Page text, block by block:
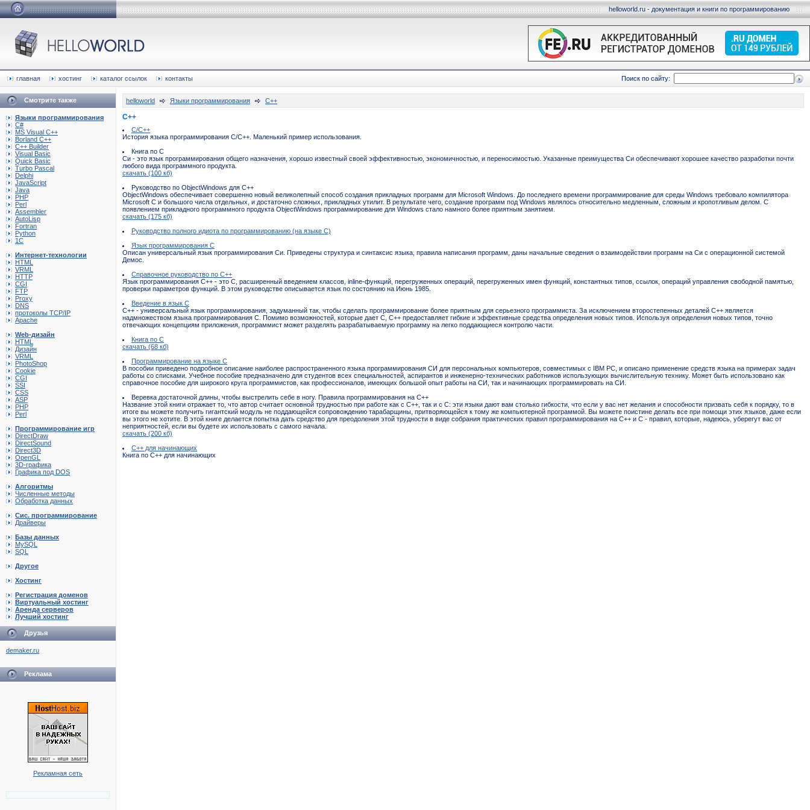
helloworld.ru - документация и книги по программированию
главная хостинг каталог ссылок контакты Поиск по сайту:
Смотрите также
Языки программирования
C#
MS Visual C++
Borland C++
C++ Builder
Visual Basic
Quick Basic
Turbo Pascal
Delphi
JavaScript
Java
PHP
Perl
Assembler
AutoLisp
Fortran
Python
1C
Интернет-технологии
HTML
VRML
HTTP
CGI
FTP
Proxy
DNS
протоколы TCP/IP
Apache
Web-дизайн
HTML
Дизайн
VRML
PhotoShop
Cookie
CGI
SSI
CSS
ASP
PHP
Perl
Программирование игр
DirectDraw
DirectSound
Direct3D
OpenGL
3D-графика
Графика под DOS
Алгоритмы
Численные методы
Обработка данных
Сис. программирование
Драйверы
Базы данных
MySQL
SQL
Другое
Хостинг
Регистрация доменов
Виртуальный хостинг
Аренда серверов
Лучший хостинг
Друзья
demaker.ru
Реклама
Рекламная сеть
helloworld Языки программирования C++
C++
С/С++
История языка программирования С/С++. Маленький пример использования.
Книга по С
Си - это язык программирования общего назначения, хорошо известный своей эффективностью, экономичностью, и переносимостью. Указанные преимущества Си обеспечивают хорошее качество разработки почти
любого вида программного продукта.
скачать (100 кб)
Руководство по ObjectWindows для C++
ObjectWindows обеспечивает совершенно новый великолепный способ создания прикладных программ для Microsoft Windows. До последнего времени программирование для среды Windows требовало компилятора
Microsoft C и большого числа отдельных, и достаточно сложных, прикладных утилит. В результате чего, создание программ под Windows являлось относительно медленным, сложным и кропотливым делом. С
появлением прикладного программного продукта ObjectWindows программирование для Windows стало намного более приятным занятием.
скачать (175 кб)
Руководство полного идиота по программированию (на языке С)
Язык программирования С
Описан универсальный язык программирования Си. Приведены структура и синтаксис языка, правила написания программ, даны начальные сведения о взаимодействии программ на Си с операционной системой
Демос.
Справочное руководство по С++
Язык программирования C++ - это C, расширенный введением классов, inline-функций, перегруженных операций, перегруженных имен функций, константных типов, ссылок, операций управления свободной памятью,
проверки параметров функций. В этом руководстве описывается язык по состоянию на Июнь 1985.
Введение в язык С
C++ - универсальный язык программирования, задуманный так, чтобы сделать программирование более приятным для серьезного программиста. За исключением второстепенных деталей C++ является
надмножеством языка программирования C. Помимо возможностей, которые дает C, C++ предоставляет гибкие и эффективные средства определения новых типов. Используя определения новых типов, точно
отвечающих концепциям приложения, программист может разделять разрабатываемую программу на легко поддающиеся контролю части.
Книга по С
скачать (68 кб)
Программирование на языке С
В пособии приведено подробное описание наиболее распространенного языка программирования СИ для персональных компьютеров, совместимых с IBM PC, и описано применение средств языка на примерах задач
работы со списками. Учебное пособие предназначено для студентов всех специальностей, аспирантов и инженерно-технических работников использующих вычислительную технику. Может быть использовано как
справочное пособие для широкого круга программистов, как профессионалов, имеющих большой опыт работы на СИ, так и начинающих программировать на СИ.
Веревка достаточной длины, чтобы выстрелить себе в ногу. Правила программирования на С++
Название этой книги отражает то, что автор считает основной трудностью при работе как с С++, так и с С: эти языки дают вам столько гибкости, что если у вас нет желания и способности призвать себя к порядку, то в
итоге вы можете получить гигантский модуль не поддающейся сопровождению тарабарщины, притворяющейся к тому же компьютерной программой. Вы можете поистине делать все при помощи этих языков, даже если
вы этого не хотите. В этой книге делается попытка дать средство для преодоления этой трудности в виде собрания практических правил программирования на С++ и С - правил, которые, надеюсь, уберегут вас от
неприятностей, если вы будете их использовать с самого начала.
скачать (200 кб)
C++ для начинающих
Книга по С++ для начинающих